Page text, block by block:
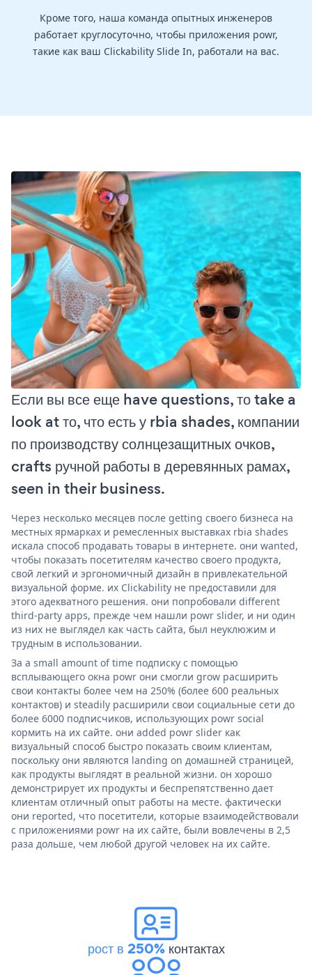
Кроме того, наша команда опытных инженеров
работает круглосуточно, чтобы приложения powr,
такие как ваш Clickability Slide In, работали на вас.
Если вы все еще have questions, то take a
look at то, что есть у rbia shades, компании
по производству солнцезащитных очков,
crafts ручной работы в деревянных рамах,
seen in their business.
Через несколько месяцев после getting своего бизнеса на
местных ярмарках и ремесленных выставках rbia shades
искала способ продавать товары в интернете. они wanted,
чтобы показать посетителям качество своего продукта,
свой легкий и эргономичный дизайн в привлекательной
визуальной форме. их Clickability не предоставили для
этого адекватного решения. они попробовали different
third-party apps, прежде чем нашли powr slider, и ни один
из них не выглядел как часть сайта, был неуклюжим и
трудным в использовании.
За a small amount of time подписку с помощью
всплывающего окна powr они смогли grow расширить
свои контакты более чем на 250% (более 600 реальных
контактов) и steadily расширили свои социальные сети до
более 6000 подписчиков, использующих powr social
кормить на их сайте. они added powr slider как
визуальный способ быстро показать своим клиентам,
поскольку они являются landing on домашней страницей,
как продукты выглядят в реальной жизни. он хорошо
демонстрирует их продукты и беспрепятственно дает
клиентам отличный опыт работы на месте. фактически
они reported, что посетители, которые взаимодействовали
с приложениями powr на их сайте, были вовлечены в 2,5
раза дольше, чем любой другой человек на их сайте.
рост в 250%контактах